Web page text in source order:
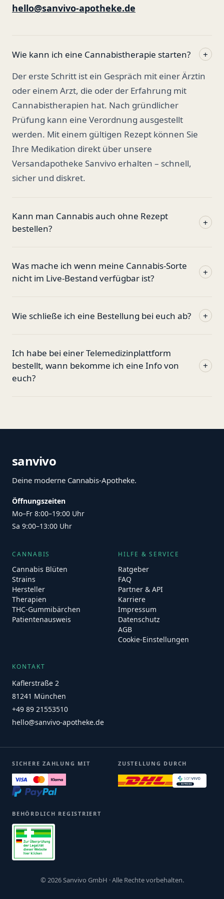
hello@sanvivo-apotheke.de
Wie kann ich eine Cannabistherapie starten?
+
Der erste Schritt ist ein Gespräch mit einer Ärztin
oder einem Arzt, die oder der Erfahrung mit
Cannabistherapien hat. Nach gründlicher
Prüfung kann eine Verordnung ausgestellt
werden. Mit einem gültigen Rezept können Sie
Ihre Medikation direkt über unsere
Versandapotheke Sanvivo erhalten – schnell,
sicher und diskret.
Kann man Cannabis auch ohne Rezept
bestellen?
+
Was mache ich wenn meine Cannabis-Sorte
nicht im Live-Bestand verfügbar ist?
+
Wie schließe ich eine Bestellung bei euch ab? +
Ich habe bei einer Telemedizinplattform
bestellt, wann bekomme ich eine Info von
euch?
+
sanvivo
Deine moderne Cannabis-Apotheke.
Öffnungszeiten
Mo–Fr 8:00–19:00 Uhr
Sa 9:00–13:00 Uhr
CANNABIS
Cannabis Blüten
Strains
Hersteller
Therapien
THC-Gummibärchen
Patientenausweis
HILFE & SERVICE
Ratgeber
FAQ
Partner & API
Karriere
Impressum
Datenschutz
AGB
Cookie-Einstellungen
KONTAKT
Kaflerstraße 2
81241 München
+49 89 21553510
hello@sanvivo-apotheke.de
SICHERE ZAHLUNG MIT ZUSTELLUNG DURCH
BEHÖRDLICH REGISTRIERT
© 2026 Sanvivo GmbH · Alle Rechte vorbehalten.